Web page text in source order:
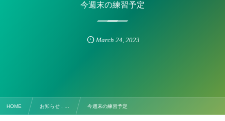
今週末の練習予定
March 24,2023
HOME お知らせ , … 今週末の練習予定